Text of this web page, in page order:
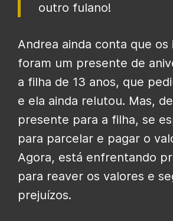
outro fulano!
Andrea ainda conta que os
foram um presente de
a filha de 13 anos, que
e ela ainda relutou. Mas,
presente para a filha, se
para parcelar e pagar o
Agora, está enfrentando
para reaver os valores e
prejuízos.